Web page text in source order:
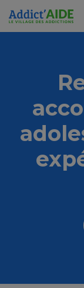
Aller au contenu
Panneau de